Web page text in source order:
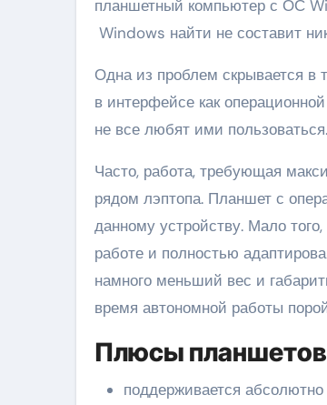
планшетный компьютер с ОС
Windows найти не составит
Одна из проблем скрывается
в интерфейсе как
не все любят ими пользоваться.
Часто, работа, требующая
рядом лэптопа. Планшет с
данному устройству. Мало
работе и полностью
намного меньший вес и
время автономной работы
Плюсы планшетов
поддерживается